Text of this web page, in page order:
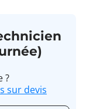
?
sur devis